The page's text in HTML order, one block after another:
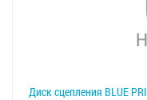
Диск сцепления BLUE